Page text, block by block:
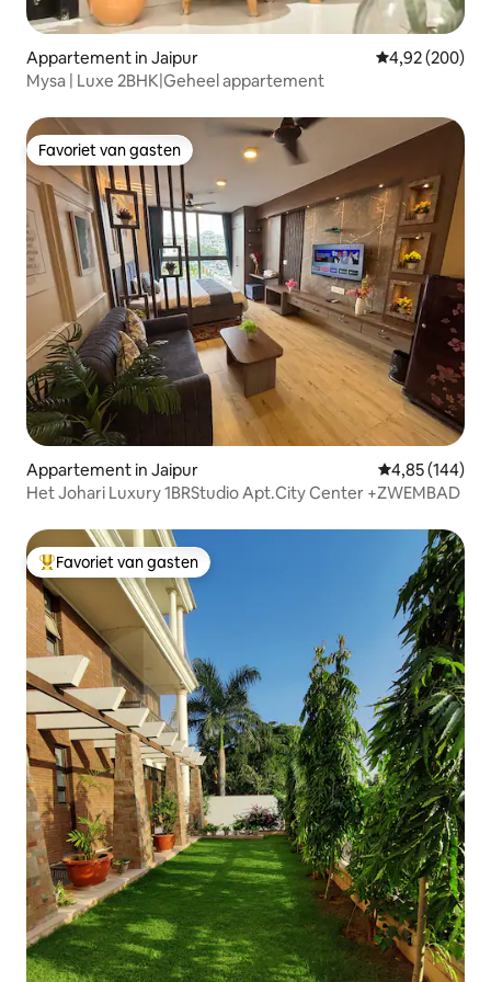
Appartement in Jaipur Gemiddelde
4,92 (200)
Mysa | Luxe 2BHK|Geheel appartement
Favoriet van gasten
Favoriet van gasten
Appartement in Jaipur Gemiddelde
4,85 (144)
Het Johari Luxury 1BRStudio Apt.City Center +ZWEMBAD
Topfavoriet van gasten
Favoriet van gasten